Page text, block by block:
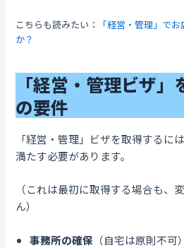
こちらも読みたい：
「経営・管理」で
か？
「経営・管理ビザ
の要件
「経営・管理」ビザを取得するに
満たす必要があります。
（これは最初に取得する場合も、
ん）
事務所の確保 （自宅は原則不可）